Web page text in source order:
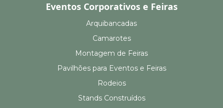
Eventos Corporativos e Feiras
Arquibancadas
Camarotes
Montagem de Feiras
Pavilhões para Eventos e Feiras
Rodeios
Stands Construídos